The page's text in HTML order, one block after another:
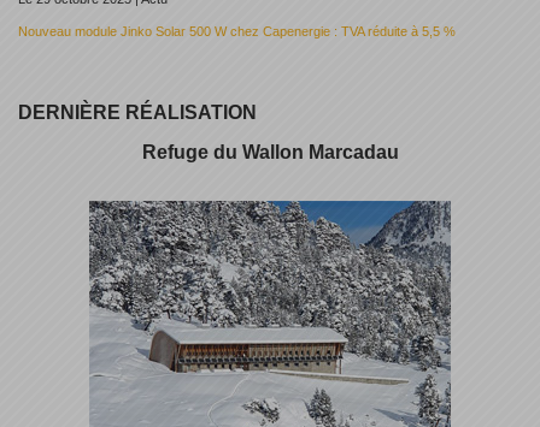
Nouveau module Jinko Solar 500 W chez Capenergie : TVA réduite à 5,5 %
DERNIÈRE RÉALISATION
Refuge du Wallon Marcadau